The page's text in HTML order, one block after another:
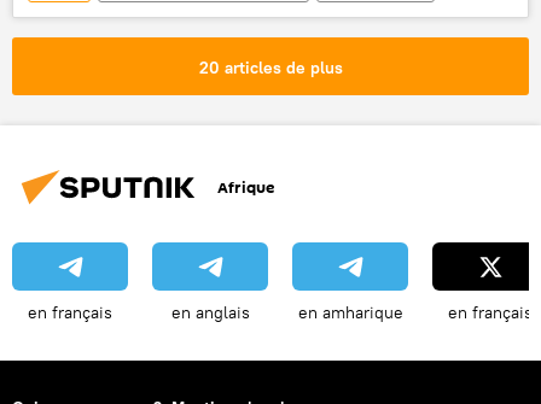
20 articles de plus
Afrique
en français en anglais en amharique en français